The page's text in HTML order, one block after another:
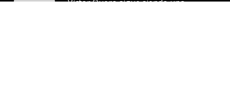
Víctor Quero sigue siendo una